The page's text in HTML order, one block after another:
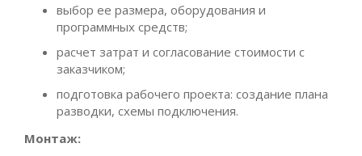
выбор ее размера, оборудования и
программных средств;
расчет затрат и согласование стоимости с
заказчиком;
подготовка рабочего проекта: создание плана
разводки, схемы подключения.
Монтаж: